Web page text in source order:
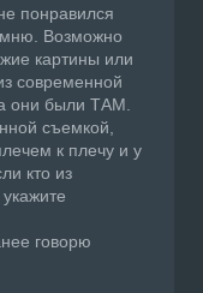
понравился
Возможно
картины или
современной
они были ТАМ.
съемкой,
к плечу и у
кто из
говорю